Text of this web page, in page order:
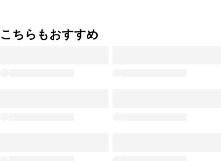
こちらもおすすめ